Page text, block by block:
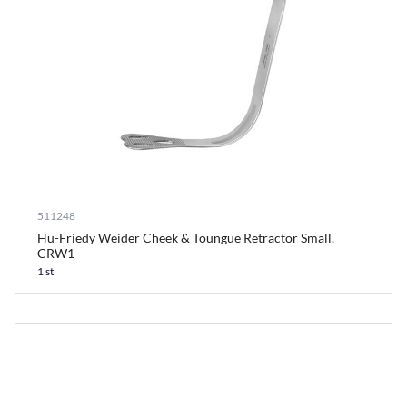
511248
Hu-Friedy Weider Cheek & Toungue Retractor Small,
CRW1
1 st